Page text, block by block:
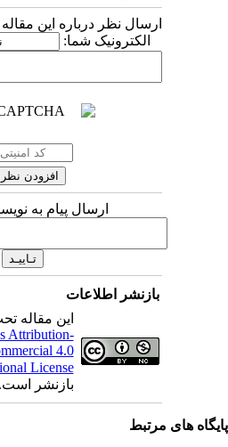
ارسال نظر درباره این مقاله
الکترونیک شما:
ارسال پیام به
بازنشر اطلاعات
این مقاله
Attribution-
4.0
License
بازنشر است.
های مرتبط